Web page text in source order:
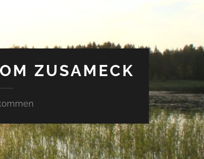
ZUSAMECK